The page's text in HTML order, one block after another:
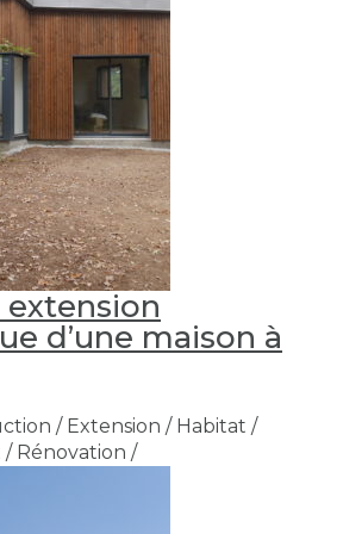
d’une maison à
/ Extension / Habitat /
Rénovation /